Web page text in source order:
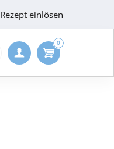
Rezept einlösen
0